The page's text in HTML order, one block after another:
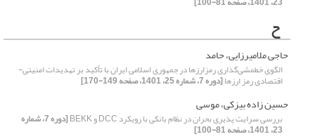
ح
حاجی ملامیرزایی، حامد
الگوی خطمشی‌گذاری رمزارزها در جمهوری اسلامی ایران با تأکید بر تهدیدات امنیتی-
اقتصادی رمز ارزها[دوره 7، شماره 25، 1401، صفحه 149-170]
حسین زاده بیزکی، موسی
بررسی سرایت پذیری بحران در نظام بانکی با رویکرد DCC و BEKK [دوره 7، شماره
23، 1401، صفحه 81-100]